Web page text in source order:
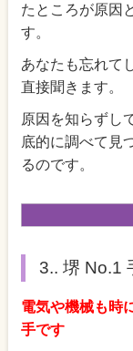
たところが原因
す。
あなたも忘れて
直接聞きます。
原因を知らずし
底的に調べて見
るのです。
3.. 堺 No.1
電気や機械も時
手です